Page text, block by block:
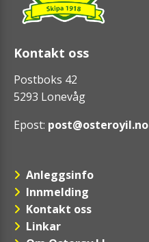
Kontakt oss
Postboks 42
5293 Lonevåg
Epost: post@osteroyil.no
Anleggsinfo
Innmelding
Kontakt oss
Linkar